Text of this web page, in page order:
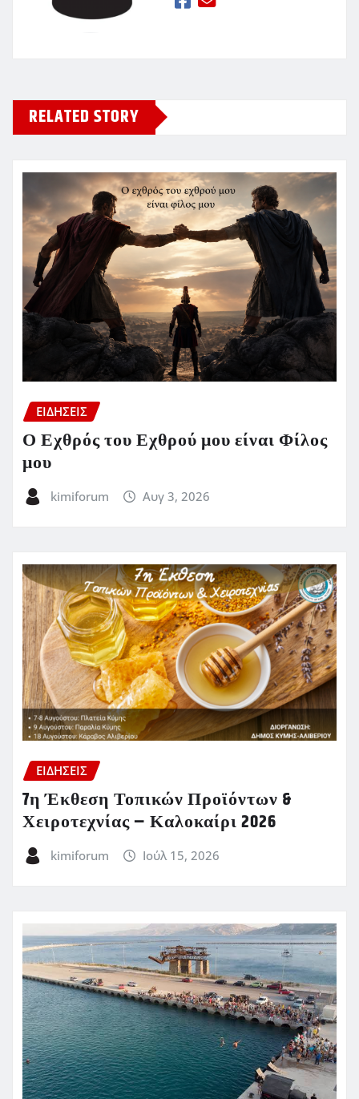
RELATED STORY
ΕΙΔΗΣΕΙΣ
Ο Εχθρός του Εχθρού μου είναι Φίλος
μου
kimiforum Αυγ 3, 2026
ΕΙΔΗΣΕΙΣ
7η Έκθεση Τοπικών Προϊόντων &
Χειροτεχνίας – Καλοκαίρι 2026
kimiforum Ιούλ 15, 2026